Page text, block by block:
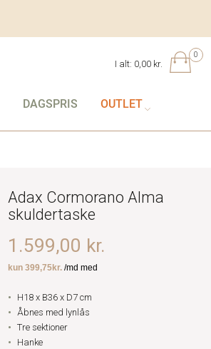
0
I alt: 0,00 kr.
DAGSPRIS OUTLET
Adax Cormorano Alma
skuldertaske
1.599,00 kr.
H18 x B36 x D7 cm
Åbnes med lynlås
Tre sektioner
Hanke